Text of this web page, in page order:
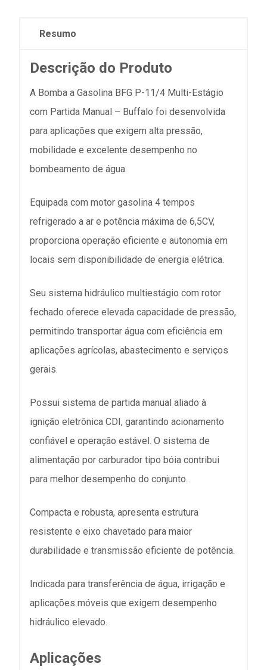
Resumo
Descrição do Produto
A Bomba a Gasolina BFG P-11/4 Multi-Estágio
com Partida Manual – Buffalo foi desenvolvida
para aplicações que exigem alta pressão,
mobilidade e excelente desempenho no
bombeamento de água.
Equipada com motor gasolina 4 tempos
refrigerado a ar e potência máxima de 6,5CV,
proporciona operação eficiente e autonomia em
locais sem disponibilidade de energia elétrica.
Seu sistema hidráulico multiestágio com rotor
fechado oferece elevada capacidade de pressão,
permitindo transportar água com eficiência em
aplicações agrícolas, abastecimento e serviços
gerais.
Possui sistema de partida manual aliado à
ignição eletrônica CDI, garantindo acionamento
confiável e operação estável. O sistema de
alimentação por carburador tipo bóia contribui
para melhor desempenho do conjunto.
Compacta e robusta, apresenta estrutura
resistente e eixo chavetado para maior
durabilidade e transmissão eficiente de potência.
Indicada para transferência de água, irrigação e
aplicações móveis que exigem desempenho
hidráulico elevado.
Aplicações